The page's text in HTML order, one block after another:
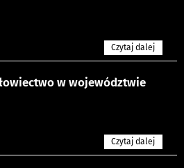
Czytaj dalej
w województwie
Czytaj dalej